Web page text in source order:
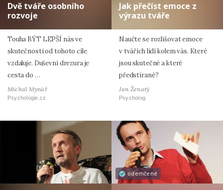
Dvě tváře osobního
rozvoje
Touha BÝT LEPŠÍ nás ve
skutečnosti od tohoto cíle
vzdaluje. Duševní drezura je
cesta do …
Michal Mynář
Psychologie.cz
Jak přečíst emoce z
výrazu tváře
Naučte se rozlišovat emoce
v tvářích lidí kolem vás. Které
jsou skutečné a které
předstírané?
Jan Ženatý
Psycholog
odemčené